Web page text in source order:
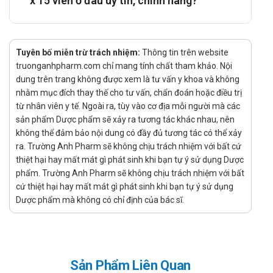
Buồn nôn, nôn, đau thượng vị.
Nhức đầu, kích thích, mất ngủ, nhanh nhịp tim.
Chú ý đề phòng:
Khi có suy tim, thiểu năng vành, béo phì, cường giáp, suy
gan, tiền sử động kinh, loét dạ dày tá tràng.
Rất thận trọng khi dùng cho trẻ nhỏ.
Dùng thuốc cuối thai kỳ có khả năng làm tăng nhịp tim,
tăng kích thích ở trẻ sơ sinh.
Đóng gói:Hộp 2 vỉ x 15 viên
Chú ý: Bài viết trên chỉ mang tính chất tham khảo, liều lượng dùng
Tuyên bố miễn trừ trách nhiệm: Thông tin trên website
truonganhpharm.com chỉ mang tính chất tham khảo. Nội
dung trên trang không được xem là tư vấn y khoa và không
nhằm mục đích thay thế cho tư vấn, chẩn đoán hoặc điều trị
từ nhân viên y tế. Ngoài ra, tùy vào cơ địa mỗi người mà các
sản phẩm Dược phẩm sẽ xảy ra tương tác khác nhau, nên
không thể đảm bảo nội dung có đầy đủ tương tác có thể xảy
ra. Trường Anh Pharm sẽ không chịu trách nhiệm với bất cứ
thiệt hại hay mất mát gì phát sinh khi bạn tự ý sử dụng Dược
phẩm. Trường Anh Pharm sẽ không chịu trách nhiệm với bất
cứ thiệt hại hay mất mát gì phát sinh khi bạn tự ý sử dụng
Dược phẩm mà không có chỉ định của bác sĩ.
Sản Phẩm Liên Quan